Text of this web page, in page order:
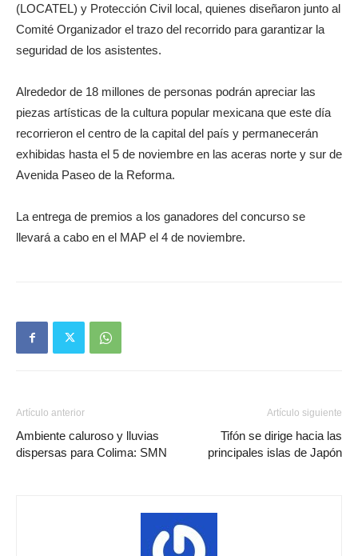
(LOCATEL) y Protección Civil local, quienes diseñaron junto al
Comité Organizador el trazo del recorrido para garantizar la
seguridad de los asistentes.
Alrededor de 18 millones de personas podrán apreciar las
piezas artísticas de la cultura popular mexicana que este día
recorrieron el centro de la capital del país y permanecerán
exhibidas hasta el 5 de noviembre en las aceras norte y sur de
Avenida Paseo de la Reforma.
La entrega de premios a los ganadores del concurso se
llevará a cabo en el MAP el 4 de noviembre.
Artículo anterior
Ambiente caluroso y lluvias
dispersas para Colima: SMN
Artículo siguiente
Tifón se dirige hacia las
principales islas de Japón